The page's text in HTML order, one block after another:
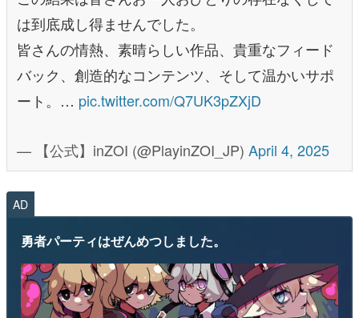
は到底成し得ませんでした。
皆さんの情熱、素晴らしい作品、貴重なフィード
バック、創造的なコンテンツ、そして温かいサポ
ート。… pic.twitter.com/Q7UK3pZXjD
— 【公式】inZOI (@PlayinZOI_JP) April 4, 2025
AD
勇者パーティはぜんめつしました。